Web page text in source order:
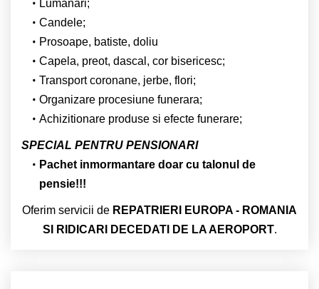
Lumanari;
Candele;
Prosoape, batiste, doliu
Capela, preot, dascal, cor bisericesc;
Transport coronane, jerbe, flori;
Organizare procesiune funerara;
Achizitionare produse si efecte funerare;
SPECIAL PENTRU PENSIONARI
Pachet inmormantare doar cu talonul de
pensie!!!
Oferim servicii de REPATRIERI EUROPA - ROMANIA
SI RIDICARI DECEDATI DE LA AEROPORT.